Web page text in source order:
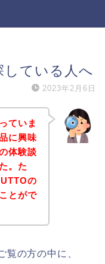
している人へ
2023年2月6日
ていま
に興味
体験談
。た
の
とがで
覧の方の中に、